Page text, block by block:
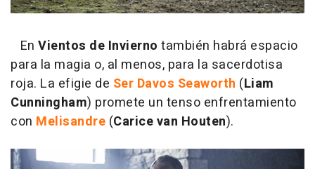
En Vientos de Invierno también habrá espacio
para la magia o, al menos, para la sacerdotisa
roja. La efigie de Ser Davos Seaworth (Liam
Cunningham) promete un tenso enfrentamiento
con Melisandre (Carice van Houten).